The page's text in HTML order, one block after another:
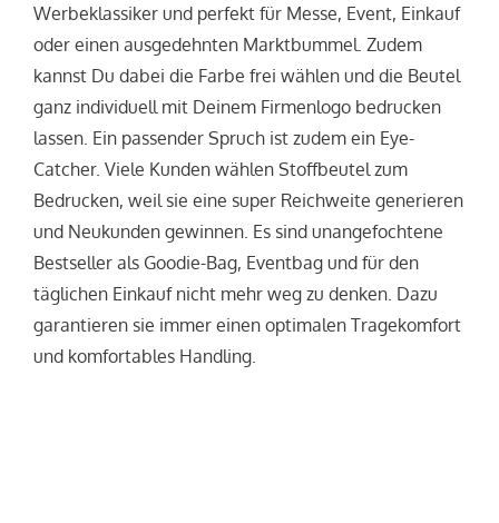
Werbeklassiker und perfekt für Messe, Event, Einkauf
oder einen ausgedehnten Marktbummel. Zudem
kannst Du dabei die Farbe frei wählen und die Beutel
ganz individuell mit Deinem Firmenlogo bedrucken
lassen. Ein passender Spruch ist zudem ein Eye-
Catcher. Viele Kunden wählen Stoffbeutel zum
Bedrucken, weil sie eine super Reichweite generieren
und Neukunden gewinnen. Es sind unangefochtene
Bestseller als Goodie-Bag, Eventbag und für den
täglichen Einkauf nicht mehr weg zu denken. Dazu
garantieren sie immer einen optimalen Tragekomfort
und komfortables Handling.